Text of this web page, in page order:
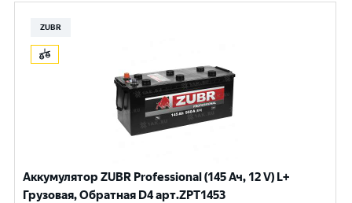
ZUBR
Аккумулятор ZUBR Professional (145 Ач, 12 V) L+
Грузовая, Обратная D4 арт.ZPT1453